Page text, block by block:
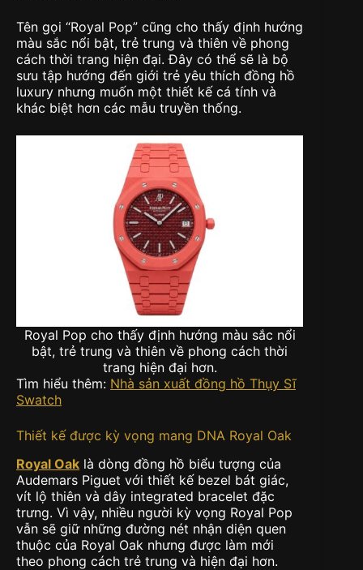
Tên gọi “Royal Pop” cũng cho thấy định hướng
màu sắc nổi bật, trẻ trung và thiên về phong
cách thời trang hiện đại. Đây có thể sẽ là bộ
sưu tập hướng đến giới trẻ yêu thích đồng hồ
luxury nhưng muốn một thiết kế cá tính và
khác biệt hơn các mẫu truyền thống.
Royal Pop cho thấy định hướng màu sắc nổi
bật, trẻ trung và thiên về phong cách thời
trang hiện đại hơn.
Tìm hiểu thêm: Nhà sản xuất đồng hồ Thụy Sĩ
Swatch
Thiết kế được kỳ vọng mang DNA Royal Oak
Royal Oak là dòng đồng hồ biểu tượng của
Audemars Piguet với thiết kế bezel bát giác,
vít lộ thiên và dây integrated bracelet đặc
trưng. Vì vậy, nhiều người kỳ vọng Royal Pop
vẫn sẽ giữ những đường nét nhận diện quen
thuộc của Royal Oak nhưng được làm mới
theo phong cách trẻ trung và hiện đại hơn.